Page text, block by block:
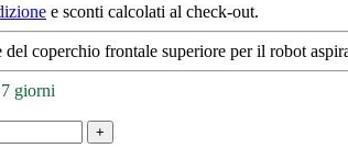
e sconti calcolati al check-out.
del coperchio frontale superiore per il robot
giorni
+